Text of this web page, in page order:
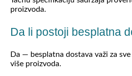
proizvoda.
Da li postoji besplatna
Da — besplatna dostava važi za
više proizvoda.